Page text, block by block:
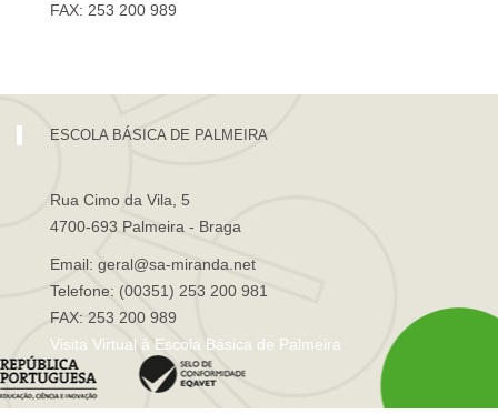
FAX: 253 200 989
ESCOLA BÁSICA DE PALMEIRA
Rua Cimo da Vila, 5
4700-693 Palmeira - Braga
Email: geral@sa-miranda.net
Telefone: (00351) 253 200 981
FAX: 253 200 989
Visita Virtual à Escola Básica de Palmeira